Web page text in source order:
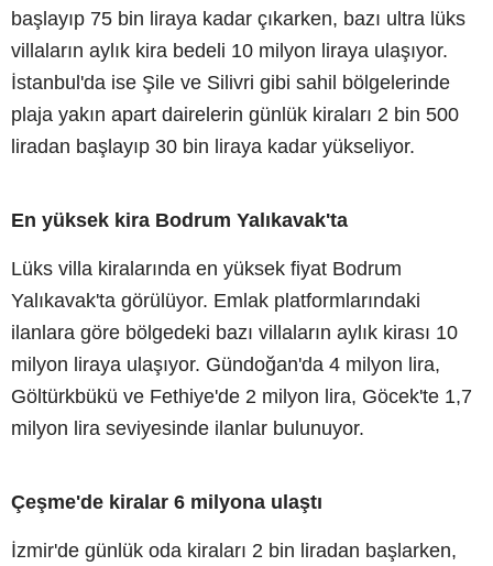
başlayıp 75 bin liraya kadar çıkarken, bazı ultra lüks
villaların aylık kira bedeli 10 milyon liraya ulaşıyor.
İstanbul'da ise Şile ve Silivri gibi sahil bölgelerinde
plaja yakın apart dairelerin günlük kiraları 2 bin 500
liradan başlayıp 30 bin liraya kadar yükseliyor.
En yüksek kira Bodrum Yalıkavak'ta
Lüks villa kiralarında en yüksek fiyat Bodrum
Yalıkavak'ta görülüyor. Emlak platformlarındaki
ilanlara göre bölgedeki bazı villaların aylık kirası 10
milyon liraya ulaşıyor. Gündoğan'da 4 milyon lira,
Göltürkbükü ve Fethiye'de 2 milyon lira, Göcek'te 1,7
milyon lira seviyesinde ilanlar bulunuyor.
Çeşme'de kiralar 6 milyona ulaştı
İzmir'de günlük oda kiraları 2 bin liradan başlarken,